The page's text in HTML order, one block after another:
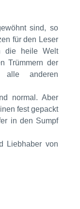
sind, so
für den Leser
die heile Welt
Trümmern der
alle anderen
normal. Aber
fest gepackt
in den Sumpf
Liebhaber von